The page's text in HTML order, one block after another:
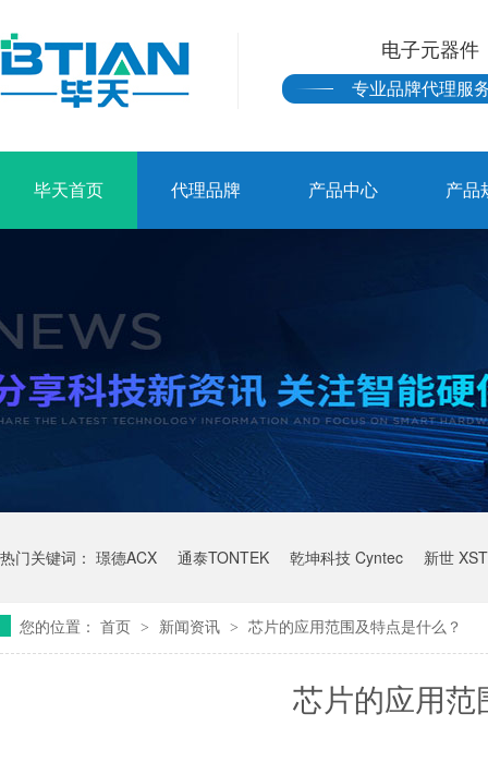
电子元器件
专业品牌代理服
毕天首页 代理品牌 产品中心 产品
热门关键词： 璟德ACX 通泰TONTEK 乾坤科技 Cyntec 新世
您的位置： 首页 > 新闻资讯 > 芯片的应用范围及特点是什么？
芯片的应用